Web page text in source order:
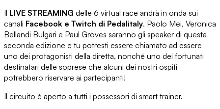
Il LIVE STREAMING delle 6 virtual race andrà in onda sui
canali Facebook e Twitch di Pedalitaly. Paolo Mei, Veronica
Bellandi Bulgari e Paul Groves saranno gli speaker di questa
seconda edizione e tu potresti essere chiamato ad essere
uno dei protagonisti della diretta, nonché uno dei fortunati
destinatari delle soprese che alcuni dei nostri ospiti
potrebbero riservare ai partecipanti!
Il circuito è aperto a tutti i possessori di smart trainer.